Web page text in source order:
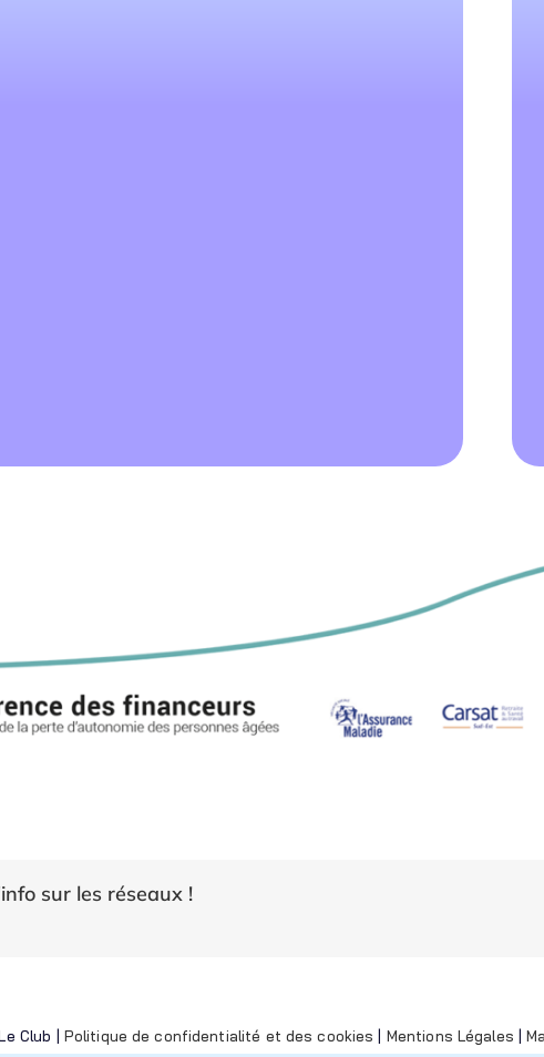
sur les réseaux !
Club | Politique de confidentialité et des cookies Mentions Légales |